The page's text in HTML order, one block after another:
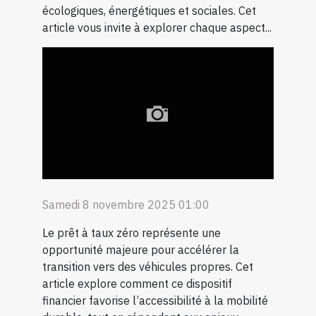
écologiques, énergétiques et sociales. Cet
article vous invite à explorer chaque aspect...
Samedi 8 novembre 2025 01:00
Le prêt à taux zéro représente une
opportunité majeure pour accélérer la
transition vers des véhicules propres. Cet
article explore comment ce dispositif
financier favorise l’accessibilité à la mobilité